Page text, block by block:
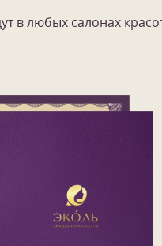
в любых салонах